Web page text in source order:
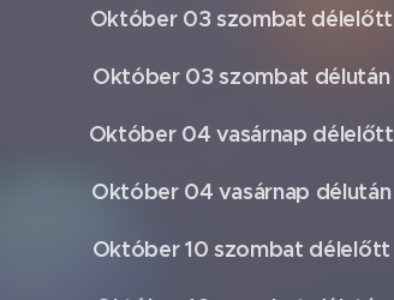
Október 03 szombat délelőtt
Október 03 szombat délután
Október 04 vasárnap délelőtt
Október 04 vasárnap délután
Október 10 szombat délelőtt